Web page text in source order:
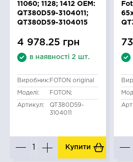
11060; 1128; 1412 OEM:
QT380D59-3104011;
QT380D59-3104015
4 978.25 грн
в наявності 2 шт.
Виробник: FOTON original
Моделі: FOTON;
Артикул:
QT380D59-
3104011
Купити